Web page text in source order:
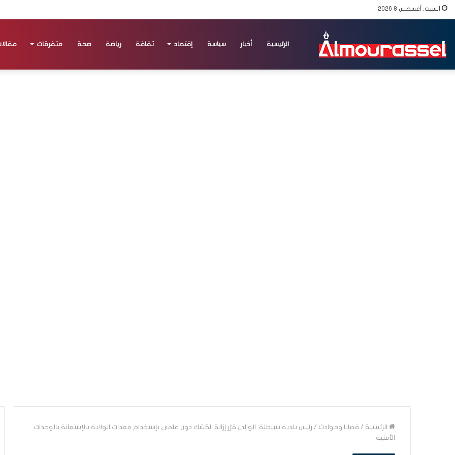
السبت, أغسطس 8 2026
الرئيسية أخبار سياسة إقتصاد ثقافة رياضة صحة متفرقات
الرئيسية / قضايا وحوادث / رئيس بلدية سبيطلة: الوالي قرّر إزالة الكشك دون علمي بإستخدام معدات الولاية بالإستعانة بالوحدات
الأمنية